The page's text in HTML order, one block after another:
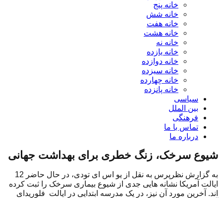
خانه پنج
خانه شش
خانه هفت
خانه هشت
خانه نه
خانه یازده
خانه دوازده
خانه سیزده
خانه چهارده
خانه پانزده
سیاسی
بین الملل
فرهنگی
تماس با ما
درباره ما
شیوع سرخک، زنگ خطری برای بهداشت جهانی
به گزارش نظرپرس به نقل از یو اس ای تودی، در حال حاضر 12
ایالت آمریکا نشانه هایی جدی از شیوع بیماری سرخک را ثبت کرده
اند. آخرین مورد آن نیز، در یک مدرسه ابتدایی در ایالت فلوریدای